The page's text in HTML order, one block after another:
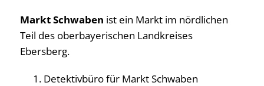
Markt Schwaben ist ein Markt im nördlichen
Teil des oberbayerischen Landkreises
Ebersberg.
Detektivbüro für Markt Schwaben